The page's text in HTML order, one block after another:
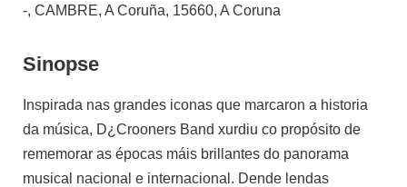
-, CAMBRE, A Coruña, 15660, A Coruna
Sinopse
Inspirada nas grandes iconas que marcaron a historia
da música, D¿Crooners Band xurdiu co propósito de
rememorar as épocas máis brillantes do panorama
musical nacional e internacional. Dende lendas